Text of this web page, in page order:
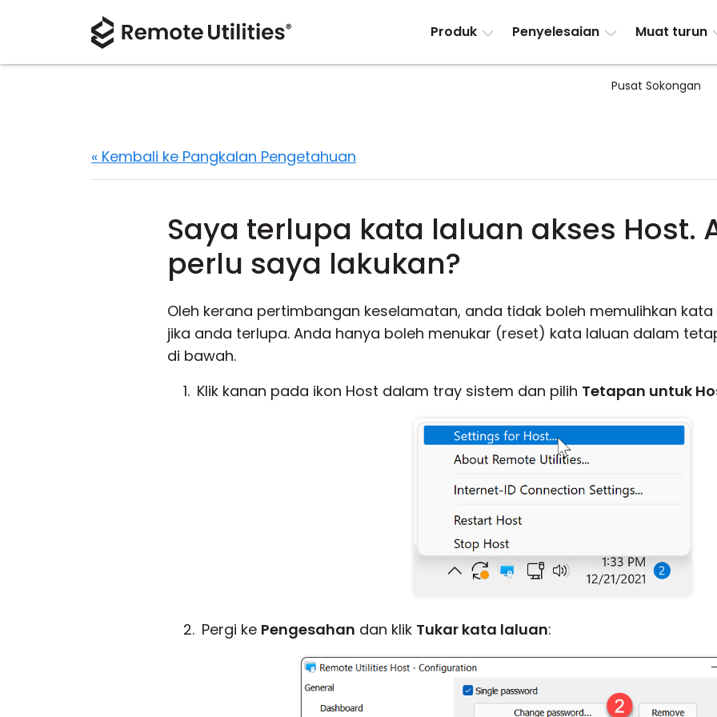
Produk Penyelesaian Muat turun
Pusat Sokongan
« Kembali ke Pangkalan Pengetahuan
Saya terlupa kata laluan akses Host.
perlu saya lakukan?
Oleh kerana pertimbangan keselamatan, anda tidak boleh memulihkan
jika anda terlupa. Anda hanya boleh menukar (reset) kata laluan dalam
di bawah.
Klik kanan pada ikon Host dalam tray sistem dan pilih Tetapan untuk
Pergi ke Pengesahan dan klik Tukar kata laluan: